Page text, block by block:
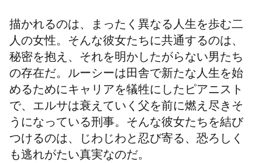
描かれるのは、まったく異なる人生を歩む二
人の女性。そんな彼女たちに共通するのは、
秘密を抱え、それを明かしたがらない男たち
の存在だ。ルーシーは田舎で新たな人生を始
めるためにキャリアを犠牲にしたピアニスト
で、エルサは衰えていく父を前に燃え尽きそ
うになっている刑事。そんな彼女たちを結び
つけるのは、じわじわと忍び寄る、恐ろしく
も逃れがたい真実なのだ。